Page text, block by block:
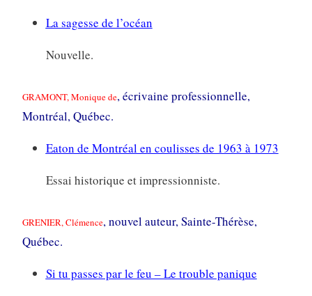
La sagesse de l’océan
Nouvelle.
GRAMONT, Monique de, écrivaine professionnelle,
Montréal, Québec.
Eaton de Montréal en coulisses de 1963 à 1973
Essai historique et impressionniste.
GRENIER, Clémence, nouvel auteur, Sainte-Thérèse,
Québec.
Si tu passes par le feu – Le trouble panique